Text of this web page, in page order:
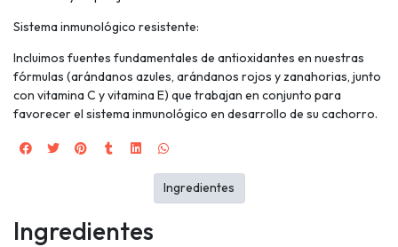
Sistema inmunológico resistente:
Incluimos fuentes fundamentales de antioxidantes en nuestras
fórmulas (arándanos azules, arándanos rojos y zanahorias, junto
con vitamina C y vitamina E) que trabajan en conjunto para
favorecer el sistema inmunológico en desarrollo de su cachorro.
Ingredientes
Ingredientes